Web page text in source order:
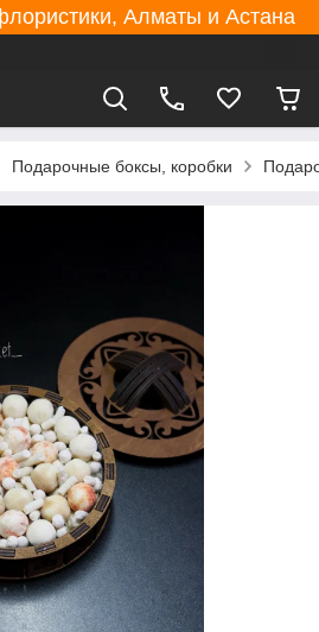
Алматы и Астана
Подарочные боксы, коробки